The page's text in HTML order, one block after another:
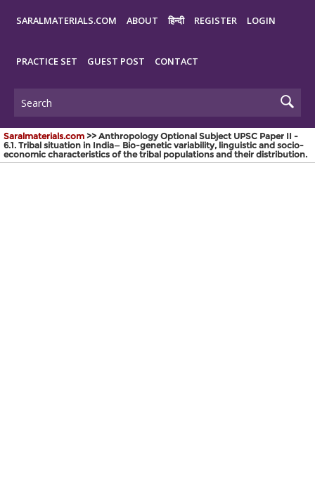
SARALMATERIALS.COM ABOUT हिन्दी REGISTER LOGIN
PRACTICE SET GUEST POST CONTACT
Saralmaterials.com >> Anthropology Optional Subject UPSC Paper II -
6.1. Tribal situation in India— Bio-genetic variability, linguistic and socio-
economic characteristics of the tribal populations and their distribution.